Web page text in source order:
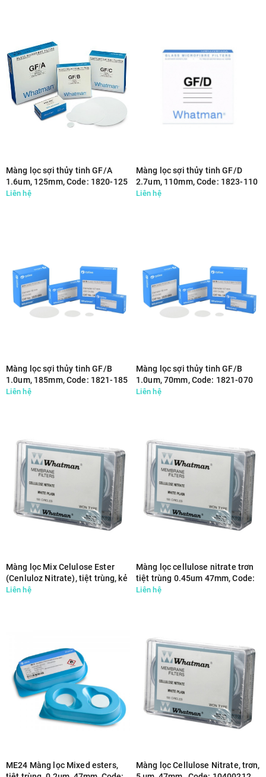
Màng lọc sợi thủy tinh GF/A
1.6um, 125mm, Code: 1820-125
Liên hệ
Màng lọc sợi thủy tinh GF/D
2.7um, 110mm, Code: 1823-110
Liên hệ
Màng lọc sợi thủy tinh GF/B
1.0um, 185mm, Code: 1821-185
Liên hệ
Màng lọc sợi thủy tinh GF/B
1.0um, 70mm, Code: 1821-070
Liên hệ
Màng lọc Mix Celulose Ester
(Cenluloz Nitrate), tiệt trùng, kẻ
sọc, không pad, 0.45um, 47mm,
Liên hệ
Màng lọc cellulose nitrate trơn
tiệt trùng 0.45um 47mm, Code:
10401170
Liên hệ
ME24 Màng lọc Mixed esters,
Màng lọc Cellulose Nitrate, trơn,